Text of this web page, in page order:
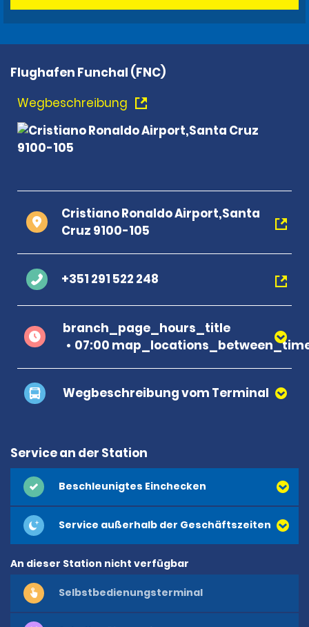
Flughafen Funchal (FNC)
Wegbeschreibung
Cristiano Ronaldo Airport,Santa
Cruz 9100-105
+351 291 522 248
branch_page_hours_title
07:00
Wegbeschreibung vom Terminal
Service an der Station
Beschleunigtes Einchecken
Service außerhalb der Geschäftszeiten
An dieser Station nicht verfügbar
Selbstbedienungsterminal